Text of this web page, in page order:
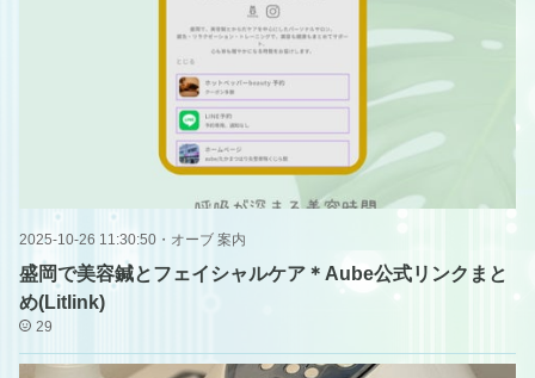
2025-10-26 11:30:50 ・ オーブ 案内
盛岡で美容鍼とフェイシャルケア＊Aube公式リンクまと
め(Litlink)
29